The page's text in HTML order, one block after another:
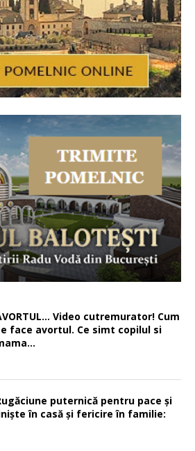
Video cutremurator! Cum
face avortul. Ce simt copilul si
puternică pentru pace şi
în casă şi fericire în familie: